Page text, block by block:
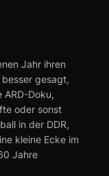
Jahr ihren
gesagt,
ARD-Doku,
oder sonst
in der DDR,
kleine Ecke im
Jahre